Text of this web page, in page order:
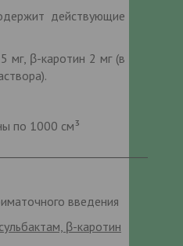
действующие
мг, β-каротин 2 мг (в
по 1000 см³
введения
β-каротин